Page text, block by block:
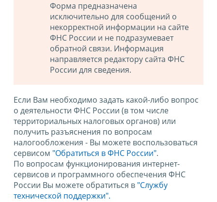
Форма предназначена
исключительно для сообщений о
некорректной информации на сайте
ФНС России и не подразумевает
обратной связи. Информация
направляется редактору сайта ФНС
России для сведения.
Если Вам необходимо задать какой-либо вопрос
о деятельности ФНС России (в том числе
территориальных налоговых органов) или
получить разъяснения по вопросам
налогообложения - Вы можете воспользоваться
сервисом "Обратиться в ФНС России".
По вопросам функционирования интернет-
сервисов и программного обеспечения ФНС
России Вы можете обратиться в "Службу
технической поддержки".